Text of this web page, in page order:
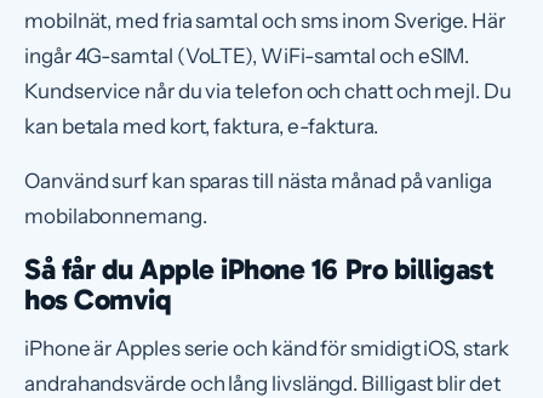
mobilnät, med fria samtal och sms inom Sverige. Här
ingår 4G-samtal (VoLTE), WiFi-samtal och eSIM.
Kundservice når du via telefon och chatt och mejl. Du
kan betala med kort, faktura, e-faktura.
Oanvänd surf kan sparas till nästa månad på vanliga
mobilabonnemang.
Så får du Apple iPhone 16 Pro billigast
hos Comviq
iPhone är Apples serie och känd för smidigt iOS, stark
andrahandsvärde och lång livslängd. Billigast blir det